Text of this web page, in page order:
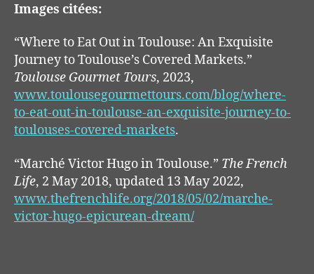
Images citées:
“Where to Eat Out in Toulouse: An Exquisite
Journey to Toulouse’s Covered Markets.”
Toulouse Gourmet Tours, 2023,
www.toulousegourmettours.com/blog/where-
to-eat-out-in-toulouse-an-exquisite-journey-to-
toulouses-covered-markets.
“Marché Victor Hugo in Toulouse.” The French
Life, 2 May 2018, updated 13 May 2022,
www.thefrenchlife.org/2018/05/02/marche-
victor-hugo-epicurean-dream/